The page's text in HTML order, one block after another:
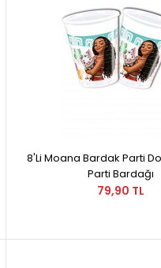
8'Li Moana Bardak Parti
Parti Bardağı
79,90 TL